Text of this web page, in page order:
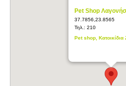
Pet Shop
37.7856,23.8565
Τηλ.: 210
Pet shop, Κατοικίδια